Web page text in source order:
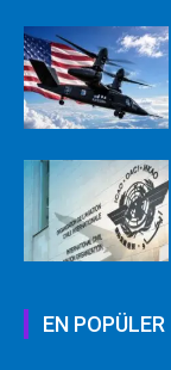
EN POPÜLER